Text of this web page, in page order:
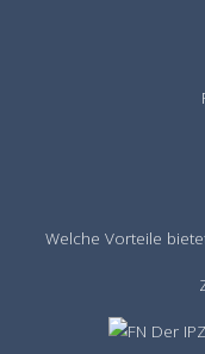
Welche Vorteile
Der